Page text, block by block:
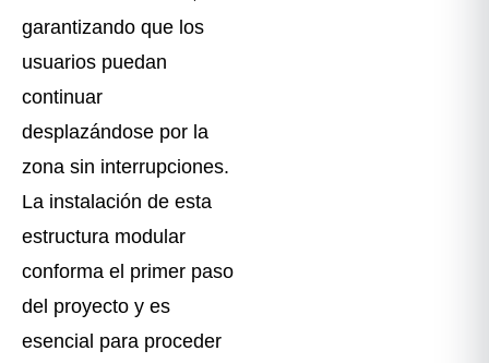
garantizando que los
usuarios puedan
continuar
desplazándose por la
zona sin interrupciones.
La instalación de esta
estructura modular
conforma el primer paso
del proyecto y es
esencial para proceder